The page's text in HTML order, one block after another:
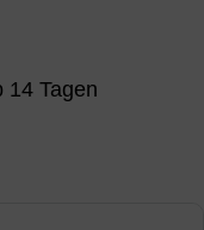
14 Tagen